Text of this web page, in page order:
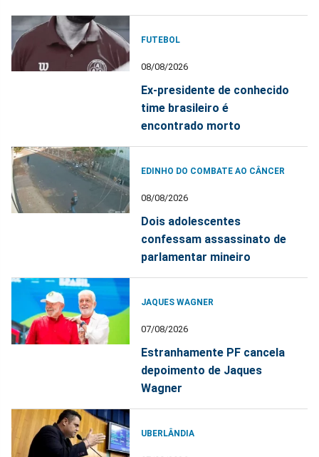
FUTEBOL
08/08/2026
Ex-presidente de conhecido
time brasileiro é
encontrado morto
EDINHO DO COMBATE AO CÂNCER
08/08/2026
Dois adolescentes
confessam assassinato de
parlamentar mineiro
JAQUES WAGNER
07/08/2026
Estranhamente PF cancela
depoimento de Jaques
Wagner
UBERLÂNDIA